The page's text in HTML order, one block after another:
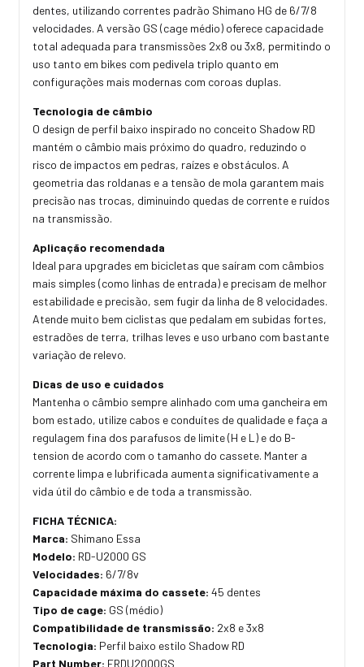
dentes, utilizando correntes padrão Shimano HG de 6/7/8
velocidades. A versão GS (cage médio) oferece capacidade
total adequada para transmissões 2x8 ou 3x8, permitindo o
uso tanto em bikes com pedivela triplo quanto em
configurações mais modernas com coroas duplas.
Tecnologia de câmbio
O design de perfil baixo inspirado no conceito Shadow RD
mantém o câmbio mais próximo do quadro, reduzindo o
risco de impactos em pedras, raízes e obstáculos. A
geometria das roldanas e a tensão de mola garantem mais
precisão nas trocas, diminuindo quedas de corrente e ruídos
na transmissão.
Aplicação recomendada
Ideal para upgrades em bicicletas que saíram com câmbios
mais simples (como linhas de entrada) e precisam de melhor
estabilidade e precisão, sem fugir da linha de 8 velocidades.
Atende muito bem ciclistas que pedalam em subidas fortes,
estradões de terra, trilhas leves e uso urbano com bastante
variação de relevo.
Dicas de uso e cuidados
Mantenha o câmbio sempre alinhado com uma gancheira em
bom estado, utilize cabos e conduítes de qualidade e faça a
regulagem fina dos parafusos de limite (H e L) e do B-
tension de acordo com o tamanho do cassete. Manter a
corrente limpa e lubrificada aumenta significativamente a
vida útil do câmbio e de toda a transmissão.
FICHA TÉCNICA:
Marca: Shimano Essa
Modelo: RD-U2000 GS
Velocidades: 6/7/8v
Capacidade máxima do cassete: 45 dentes
Tipo de cage: GS (médio)
Compatibilidade de transmissão: 2x8 e 3x8
Tecnologia: Perfil baixo estilo Shadow RD
Part Number: ERDU2000GS